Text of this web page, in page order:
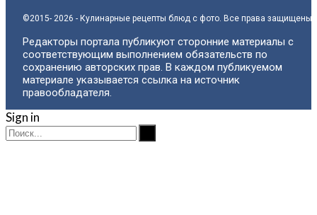
©2015- 2026 - Кулинарные рецепты блюд с фото. Все права защищены.
Редакторы портала публикуют сторонние материалы с
соответствующим выполнением обязательств по
сохранению авторских прав. В каждом публикуемом
материале указывается ссылка на источник
правообладателя.
Sign in